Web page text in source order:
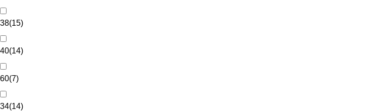
38(15)
40(14)
60(7)
34(14)